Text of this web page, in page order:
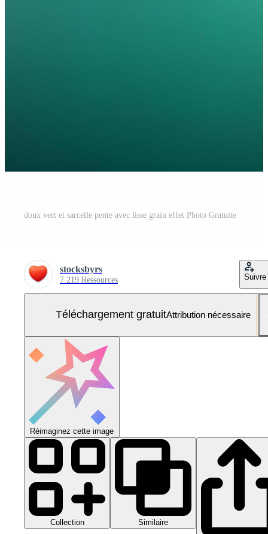
doux vert et sarcelle pente avec lisse grain effet Photo Gratuite
stocksbyrs
7 219 Ressources Suivre
Téléchargement gratuitAttribution nécessaire
Réimaginez cette image
Collection Similaire